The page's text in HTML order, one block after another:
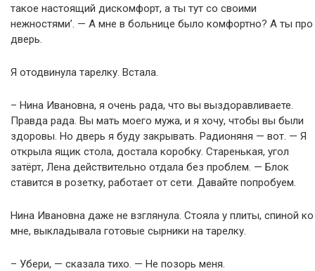
такое настоящий дискомфорт, а ты тут со своими
нежностями’. — А мне в больнице было комфортно? А ты про
дверь.
Я отодвинула тарелку. Встала.
– Нина Ивановна, я очень рада, что вы выздоравливаете.
Правда рада. Вы мать моего мужа, и я хочу, чтобы вы были
здоровы. Но дверь я буду закрывать. Радионяня — вот. — Я
открыла ящик стола, достала коробку. Старенькая, угол
затёрт, Лена действительно отдала без проблем. — Блок
ставится в розетку, работает от сети. Давайте попробуем.
Нина Ивановна даже не взглянула. Стояла у плиты, спиной ко
мне, выкладывала готовые сырники на тарелку.
– Убери, — сказала тихо. — Не позорь меня.